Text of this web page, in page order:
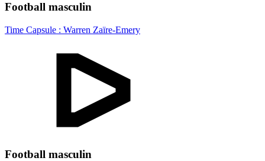
Football masculin
Time Capsule : Warren Zaïre-Emery
Football masculin